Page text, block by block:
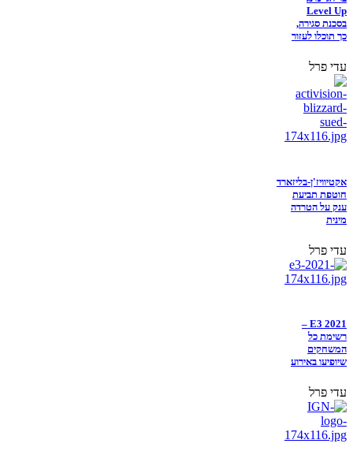
Level Up
בסכנת סגירה,
כך תוכלו לעזור
עדי פרל
אקטיוויז'ן-בליזארד
חוטפת תביעת
ענק על הטרדה
מינית
עדי פרל
E3 2021 –
רשימת כל
המשחקים
שיופיעו באירוע
עדי פרל